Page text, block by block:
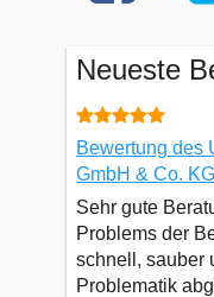
Neueste
Bewertung des
GmbH & Co.
Sehr gute
Problems der
schnell, sauber
Problematik